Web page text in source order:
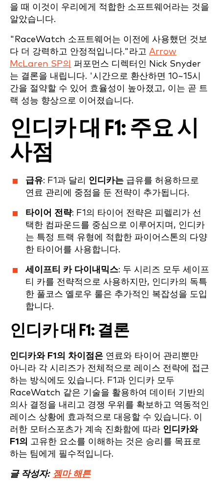
을 때 이것이 우리에게 적합한 소프트웨어라는 것을
알았습니다.
"RaceWatch 소프트웨어는 이전에 사용했던 것보
다 더 강력하고 안정적입니다."라고 Arrow
McLaren SP의 퍼포먼스 디렉터인 Nick Snyder
는 결론을 내립니다. '시간으로 환산하면 10~15시
간을 절약할 수 있어 효율성이 높아졌고, 이는 곧 트
랙 성능 향상으로 이어졌습니다.
인디카 대 F1: 주요 시
사점
급유: F1과 달리 인디카는 급유를 허용하므로
연료 관리에 중점을 둔 전략이 추가됩니다.
타이어 전략: F1의 타이어 전략은 피렐리가 선
택한 컴파운드를 중심으로 이루어지며, 인디카
는 특정 트랙 유형에 적합한 파이어스톤의 다양
한 타이어를 사용합니다.
세이프티 카 다이내믹스: 두 시리즈 모두 세이프
티 카를 전략적으로 사용하지만, 인디카의 독특
한 풀코스 옐로우 룰은 추가적인 복잡성을 도입
합니다.
인디카 대 F1: 결론
인디카와 F1의 차이점은 연료와 타이어 관리뿐만
아니라 각 시리즈가 전체적으로 레이스 전략에 접근
하는 방식에도 있습니다. F1과 인디카 모두
RaceWatch 같은 기술을 활용하여 데이터 기반의
의사 결정을 내리고 경쟁 우위를 확보하고 역동적인
레이스 상황에 효과적으로 대응할 수 있습니다. 이
러한 모터스포츠가 계속 진화함에 따라 인디카와
F1의 고유한 요소를 이해하는 것은 승리를 목표로
하는 팀에게 필수적입니다.
글 작성자: 젬마 해튼